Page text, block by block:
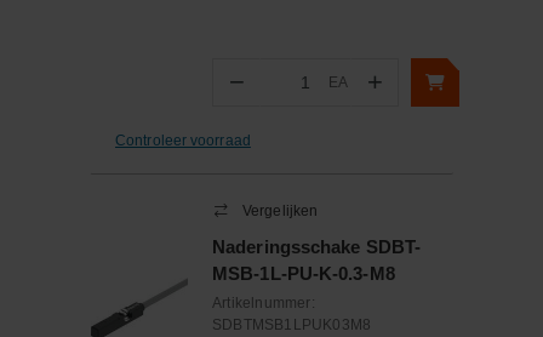
− Aantal
EA +
Controleer voorraad
Vergelijken
Naderingsschake SDBT-
MSB-1L-PU-K-0.3-M8
Artikelnummer:
SDBTMSB1LPUK03M8